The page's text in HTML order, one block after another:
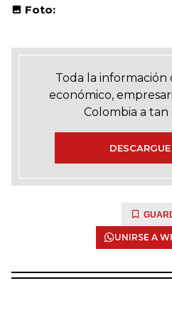
Foto:
Toda la
económico,
Colombia a
UNIRSE A